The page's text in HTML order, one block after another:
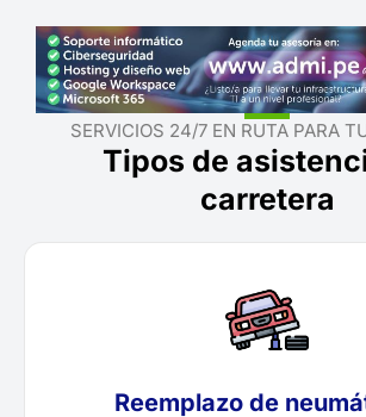
SERVICIOS 24/7 EN RUTA PARA
Tipos de
carretera
Reemplazo de